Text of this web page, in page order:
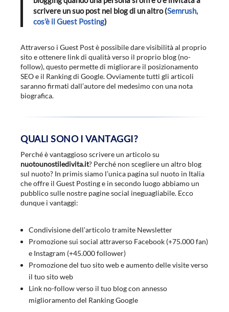
scrivere un suo post nel blog di un altro (Semrush,
cos’è il Guest Posting)
Attraverso i Guest Post è possibile dare visibilità al proprio
sito e ottenere link di qualità verso il proprio blog (no-
follow), questo permette di migliorare il posizionamento
SEO e il Ranking di Google. Ovviamente tutti gli articoli
saranno firmati dall’autore del medesimo con una nota
biografica.
QUALI SONO I VANTAGGI?
Perché è vantaggioso scrivere un articolo su
nuotounostiledivita.it? Perché non scegliere un altro blog
sul nuoto? In primis siamo l’unica pagina sul nuoto in Italia
che offre il Guest Posting e in secondo luogo abbiamo un
pubblico sulle nostre pagine social ineguagliabile. Ecco
dunque i vantaggi:
Condivisione dell’articolo tramite Newsletter
Promozione sui social attraverso Facebook (+75.000 fan)
e Instagram (+45.000 follower)
Promozione del tuo sito web e aumento delle visite verso
il tuo sito web
Link no-follow verso il tuo blog con annesso
miglioramento del Ranking Google